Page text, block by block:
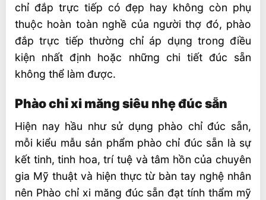
chỉ đắp trực tiếp có đẹp hay không còn phụ
thuộc hoàn toàn nghề của người thợ đó, phào
đắp trực tiếp thường chỉ áp dụng trong điều
kiện nhất định hoặc những chi tiết đúc sẵn
không thể làm được.
Phào chỉ xi măng siêu nhẹ đúc sẵn
Hiện nay hầu như sử dụng phào chỉ đúc sẵn,
mỗi kiểu mẫu sản phẩm phào chỉ đúc sẵn là sự
kết tinh, tinh hoa, trí tuệ và tâm hồn của chuyên
gia Mỹ thuật và hiện thực từ bàn tay nghệ nhân
nên Phào chỉ xi măng đúc sẵn đạt tính thẩm mỹ